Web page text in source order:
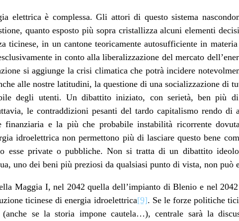
elettrica è complessa. Gli attori di questo sistema
quanto esposto più sopra cristallizza alcuni elementi
ticinese, in un cantone teoricamente autosufficiente in
in conto alla liberalizzazione del mercato
si aggiunge la crisi climatica che potrà incidere
alle nostre latitudini, la questione di una socializzazione di
degli utenti. Un dibattito iniziato, con serietà, ben più
le contraddizioni pesanti del tardo capitalismo rendo di
finanziaria e la più che probabile instabilità ricorrente
idroelettrica non permettono più di lasciare questo bene
esse private o pubbliche. Non si tratta di un dibattito
uno dei beni più preziosi da qualsiasi punto di vista, non può
Maggia I, nel 2042 quella dell’impianto di Blenio e nel
ticinese di energia idroelettrica[9]. Se le forze politiche
se la storia impone cautela…), centrale sarà la